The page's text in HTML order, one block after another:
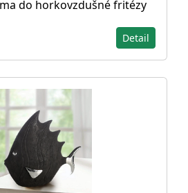
do horkovzdušné fritézy
Detail